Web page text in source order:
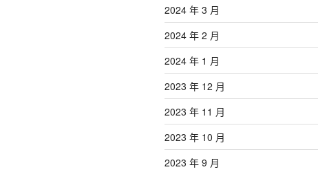
2024 年 3 月
2024 年 2 月
2024 年 1 月
2023 年 12 月
2023 年 11 月
2023 年 10 月
2023 年 9 月